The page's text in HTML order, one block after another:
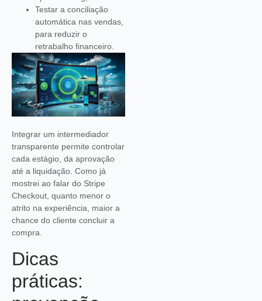
Testar a conciliação
automática nas vendas,
para reduzir o
retrabalho financeiro.
Integrar um intermediador
transparente permite controlar
cada estágio, da aprovação
até a liquidação. Como já
mostrei ao falar do Stripe
Checkout, quanto menor o
atrito na experiência, maior a
chance do cliente concluir a
compra.
Dicas
práticas: